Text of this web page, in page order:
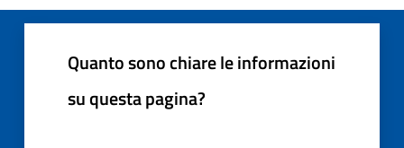
Quanto sono chiare le informazioni
su questa pagina?